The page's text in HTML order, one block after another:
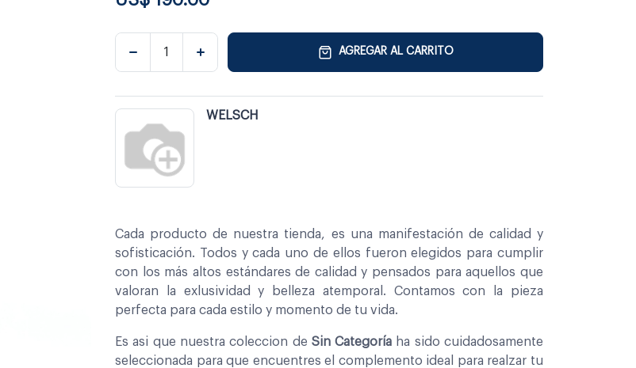
AGREGAR AL CARRITO
WELSCH
Cada producto de nuestra tienda, es una manifestación de calidad y
sofisticación. Todos y cada uno de ellos fueron elegidos para cumplir
con los más altos estándares de calidad y pensados para aquellos que
valoran la exlusividad y belleza atemporal. Contamos con la pieza
perfecta para cada estilo y momento de tu vida.
Es asi que nuestra coleccion de Sin Categoría ha sido cuidadosamente
seleccionada para que encuentres el complemento ideal para realzar tu